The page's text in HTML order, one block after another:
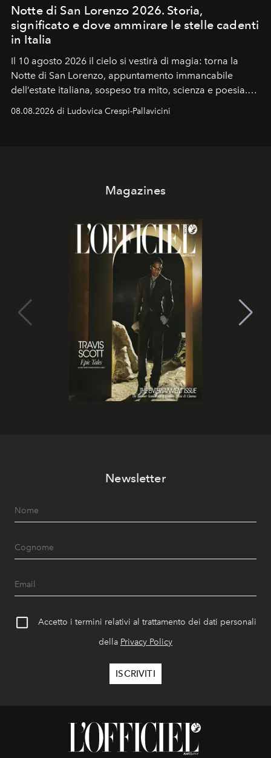
Notte di San Lorenzo 2026. Storia,
significato e dove ammirare le stelle cadenti
in Italia
Il 10 agosto 2026 il cielo si vestirà di magia: torna la
Notte di San Lorenzo, appuntamento immancabile
dell’estate italiana, sospeso tra mito, scienza e poesia.
Sarà il momento in cui gli occhi si alzano verso la volta
celeste per seguire il passaggio delle
08.08.2026 di Ludovica Crespi-Pallavicini
Magazines
Newsletter
Accetto i termini relativi al trattamento dei dati personali
della Privacy Policy